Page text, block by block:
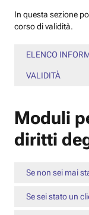
In questa sezione
corso di validità.
ELENCO
VALIDITÀ
Moduli
diritti
Se non sei mai
Se sei stato un